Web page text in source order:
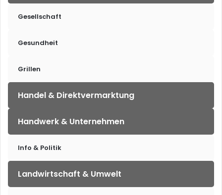
Gesellschaft
Gesundheit
Grillen
Handel & Direktvermarktung
Handwerk & Unternehmen
Info & Politik
Landwirtschaft & Umwelt